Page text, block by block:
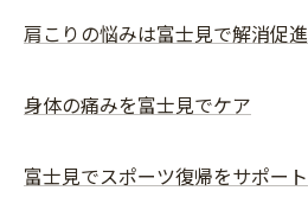
肩こりの悩みは富士見で解消促進
身体の痛みを富士見でケア
富士見でスポーツ復帰をサポート